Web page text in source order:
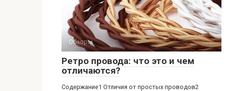
Обзоры
Ретро провода: что это и чем
отличаются?
Содержание1 Отличия от простых проводов2